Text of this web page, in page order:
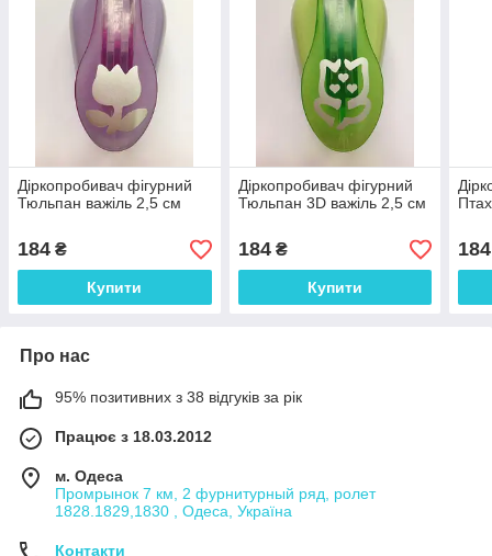
Діркопробивач фігурний
Тюльпан важіль 2,5 см
184 ₴
Купити
Діркопробивач фігурний
Тюльпан 3D важіль 2,5 см
184₴
Купити
184
Про нас
95% позитивних з 38 відгуків за рік
Працює з 18.03.2012
м. Одеса
Промрынок 7 км, 2 фурнитурный ряд, ролет
1828.1829,1830 , Одеса, Україна
Контакти